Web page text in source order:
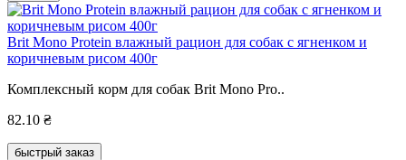
Brit Mono Protein влажный рацион для собак с ягненком и
коричневым рисом 400г
Комплексный корм для собак Brit Mono Pro..
82.10 ₴
быстрый заказ